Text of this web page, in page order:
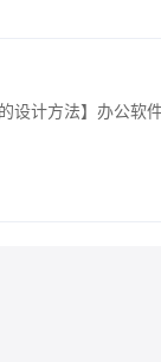
计方法】办公